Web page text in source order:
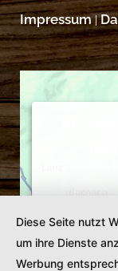
Impressum|
die Details
Diese Seite nutzt
um ihre Dienste
Werbung